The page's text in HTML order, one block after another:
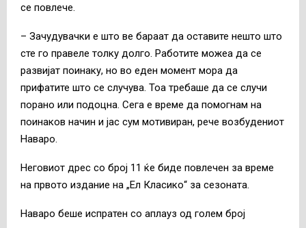
се повлече.
– Зачудувачки е што ве бараат да оставите нешто што
сте го правеле толку долго. Работите можеа да се
развијат поинаку, но во еден момент мора да
прифатите што се случува. Тоа требаше да се случи
порано или подоцна. Сега е време да помогнам на
поинаков начин и јас сум мотивиран, рече возбудениот
Наваро.
Неговиот дрес со број 11 ќе биде повлечен за време
на првото издание на „Ел Класико“ за сезоната.
Наваро беше испратен со аплауз од голем број